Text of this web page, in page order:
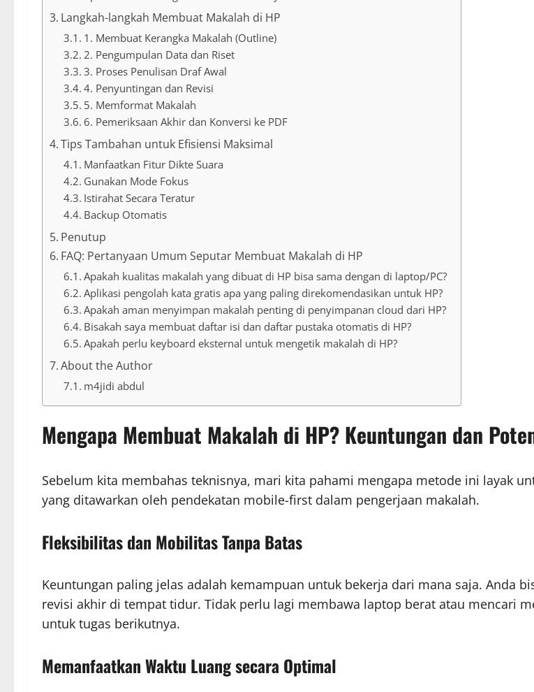
Langkah-langkah Membuat Makalah di HP
1. Membuat Kerangka Makalah (Outline)
2. Pengumpulan Data dan Riset
3. Proses Penulisan Draf Awal
4. Penyuntingan dan Revisi
5. Memformat Makalah
6. Pemeriksaan Akhir dan Konversi ke PDF
Tips Tambahan untuk Efisiensi Maksimal
Manfaatkan Fitur Dikte Suara
Gunakan Mode Fokus
Istirahat Secara Teratur
Backup Otomatis
Penutup
FAQ: Pertanyaan Umum Seputar Membuat Makalah di HP
Apakah kualitas makalah yang dibuat di HP bisa sama dengan di laptop/PC?
Aplikasi pengolah kata gratis apa yang paling direkomendasikan untuk HP?
Apakah aman menyimpan makalah penting di penyimpanan cloud dari HP?
Bisakah saya membuat daftar isi dan daftar pustaka otomatis di HP?
Apakah perlu keyboard eksternal untuk mengetik makalah di HP?
About the Author
m4jidi abdul
Mengapa Membuat Makalah di HP? Keuntungan dan
Sebelum kita membahas teknisnya, mari kita pahami mengapa metode ini layak
yang ditawarkan oleh pendekatan mobile-first dalam pengerjaan makalah.
Fleksibilitas dan Mobilitas Tanpa Batas
Keuntungan paling jelas adalah kemampuan untuk bekerja dari mana saja. Anda
revisi akhir di tempat tidur. Tidak perlu lagi membawa laptop berat atau mencari
untuk tugas berikutnya.
Memanfaatkan Waktu Luang secara Optimal